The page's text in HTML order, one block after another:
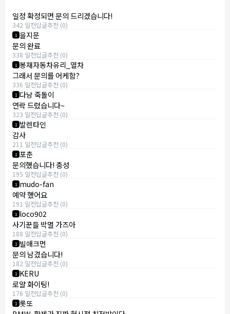
일정 확정되면 문의 드리겠습니다!
342 일전답글추천 (0)
1 을지문
문의 완료
338 일전답글추천 (0)
1 봉재자동차유리_열차
그래서 문의를 어케함?
336 일전답글추천 (0)
1 다낭 죽돌이
연락 드렸습니다~
323 일전답글추천 (0)
1 발렌타인
감사
211 일전답글추천 (0)
1 포춘
문의했습니다! 충성
195 일전답글추천 (0)
1 mudo-fan
예약 했어요
191 일전답글추천 (0)
1 loco902
사기꾼들 박멸 가즈아
188 일전답글추천 (0)
1 빌애크먼
문의 남겼습니다!
182 일전답글추천 (0)
1 KERU
로얄 화이팅!
176 일전답글추천 (0)
1 롯또